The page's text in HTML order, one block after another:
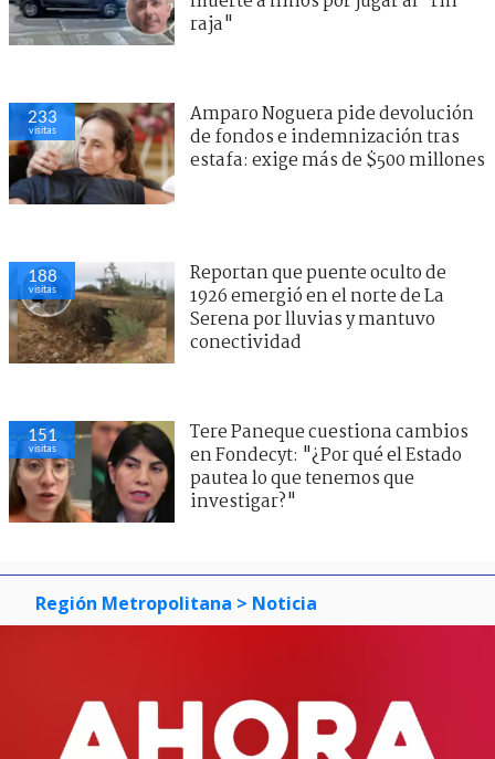
raja"
233
visitas
Amparo Noguera pide devolución
de fondos e indemnización tras
estafa: exige más de $500 millones
188
visitas
Reportan que puente oculto de
1926 emergió en el norte de La
Serena por lluvias y mantuvo
conectividad
151
visitas
Tere Paneque cuestiona cambios
en Fondecyt: "¿Por qué el Estado
pautea lo que tenemos que
investigar?"
Región Metropolitana > Noticia